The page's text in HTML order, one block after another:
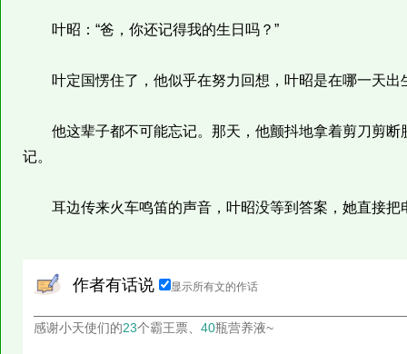
叶昭：“爸，你还记得我的生日吗？”
叶定国愣住了，他似乎在努力回想，叶昭是在哪一天出
他这辈子都不可能忘记。那天，他颤抖地拿着剪刀剪断
记。
耳边传来火车鸣笛的声音，叶昭没等到答案，她直接把
作者有话说 显示所有文的作话
感谢小天使们的23个霸王票、 40瓶营养液~